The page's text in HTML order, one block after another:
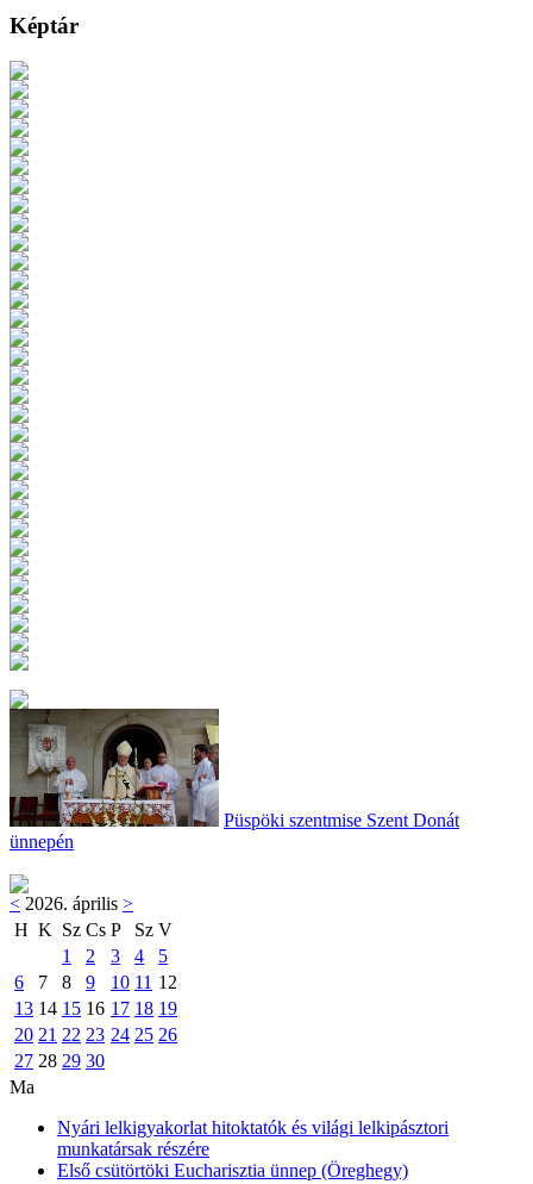
Képtár
Püspöki szentmise Szent Donát
ünnepén
< 2026. április >
H K Sz Cs P Sz V
1
2 3 4
5
6
7 8 9 10 11 12
13 14 15 16 17 18 19
20 21 22 23 24 25 26
27 28 29 30
Ma
Nyári lelkigyakorlat hitoktatók és világi lelkipásztori
munkatársak részére
Első csütörtöki Eucharisztia ünnep (Öreghegy)